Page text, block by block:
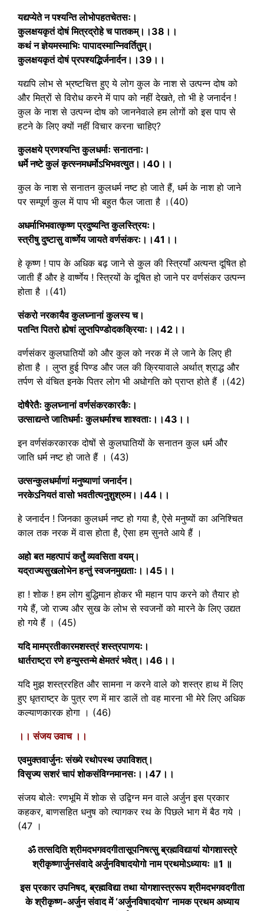
यद्यप्येते न पश्यन्ति लोभोपहतचेतसः।
कुलक्षयकृतं दोषं मित्रद्रोहे च पातकम्।।38।।
कथं न ज्ञेयमस्माभिः पापादस्मान्निवर्तितुम्।
कुलक्षयकृतं दोषं प्रपश्यद्भिर्जनार्दन।।39।।
यद्यपि लोभ से भ्रष्टचित्त हुए ये लोग कुल के नाश से उत्पन्न दोष को
और मित्रों से विरोध करने में पाप को नहीं देखते, तो भी हे जनार्दन !
कुल के नाश से उत्पन्न दोष को जाननेवाले हम लोगों को इस पाप से
हटने के लिए क्यों नहीं विचार करना चाहिए?
कुलक्षये प्रणश्यन्ति कुलधर्माः सनातनाः।
धर्मे नष्टे कुलं कृत्स्नमधर्मोऽभिभवत्युत।।40।।
कुल के नाश से सनातन कुलधर्म नष्ट हो जाते हैं, धर्म के नाश हो जाने
पर सम्पूर्ण कुल में पाप भी बहुत फैल जाता है ।(40)
अधर्माभिभवात्कृष्ण प्रदुष्यन्ति कुलस्त्रियः।
स्त्रीषु दुष्टासु वार्ष्णेय जायते वर्णसंकरः।।41।।
हे कृष्ण ! पाप के अधिक बढ़ जाने से कुल की स्त्रियाँ अत्यन्त दूषित हो
जाती हैं और हे वार्ष्णेय ! स्त्रियों के दूषित हो जाने पर वर्णसंकर उत्पन्न
होता है ।(41)
संकरो नरकायैव कुलघ्नानां कुलस्य च।
पतन्ति पितरो ह्येषां लुप्तपिण्डोदकक्रियाः।।42।।
वर्णसंकर कुलघातियों को और कुल को नरक में ले जाने के लिए ही
होता है । लुप्त हुई पिण्ड और जल की क्रियावाले अर्थात् श्राद्ध और
तर्पण से वंचित इनके पितर लोग भी अधोगति को प्राप्त होते हैं ।(42)
दोषैरेतैः कुलघ्नानां वर्णसंकरकारकैः।
उत्साद्यन्ते जातिधर्माः कुलधर्माश्च शाश्वताः।।43।।
इन वर्णसंकरकारक दोषों से कुलघातियों के सनातन कुल धर्म और
जाति धर्म नष्ट हो जाते हैं । (43)
उत्सन्कुलधर्माणां मनुष्याणां जनार्दन।
नरकेऽनियतं वासो भवतीत्यनुशुश्रुम।।44।।
हे जनार्दन ! जिनका कुलधर्म नष्ट हो गया है, ऐसे मनुष्यों का अनिश्चित
काल तक नरक में वास होता है, ऐसा हम सुनते आये हैं ।
अहो बत महत्पापं कर्तुं व्यवसिता वयम्।
यद्राज्यसुखलोभेन हन्तुं स्वजनमुद्यताः।।45।।
हा ! शोक ! हम लोग बुद्धिमान होकर भी महान पाप करने को तैयार हो
गये हैं, जो राज्य और सुख के लोभ से स्वजनों को मारने के लिए उद्यत
हो गये हैं । (45)
यदि मामप्रतीकारमशस्त्रं शस्त्रपाणयः।
धार्तराष्ट्रा रणे हन्युस्तन्मे क्षेमतरं भवेत्।।46।।
यदि मुझ शस्त्ररहित और सामना न करने वाले को शस्त्र हाथ में लिए
हुए धृतराष्ट्र के पुत्र रण में मार डालें तो वह मारना भी मेरे लिए अधिक
कल्याणकारक होगा । (46)
।। संजय उवाच ।।
एवमुक्तवार्जुनः संख्ये रथोपस्थ उपाविशत्।
विसृज्य सशरं चापं शोकसंविग्नमानसः।।47।।
संजय बोलेः रणभूमि में शोक से उद्विग्न मन वाले अर्जुन इस प्रकार
कहकर, बाणसहित धनुष को त्यागकर रथ के पिछले भाग में बैठ गये ।
(47 ।
ॐ तत्सदिति श्रीमदभगवदगीतासूपनिषत्सु ब्रह्मविद्यायां योगशास्त्रे
श्रीकृष्णार्जुनसंवादे अर्जुनविषादयोगो नाम प्रथमोऽध्यायः ॥1 ॥
इस प्रकार उपनिषद, ब्रह्मविद्या तथा योगशास्त्ररूप श्रीमदभगवदगीता
के श्रीकृष्ण-अर्जुन संवाद में ‘अर्जुनविषादयोग’ नामक प्रथम अध्याय